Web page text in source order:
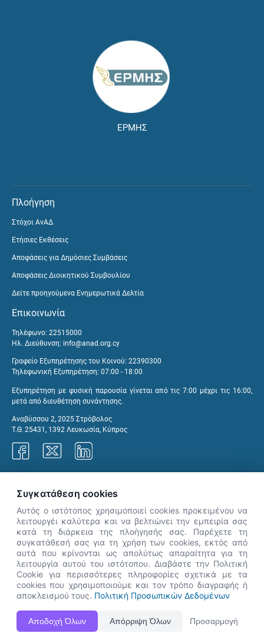
ΕΡΜΗΣ
Πλοήγηση
Στόχοι ΑνΑΔ
Ετήσιες Εκθέσεις
Αποφάσεις για Δημόσιες Συμβάσεις
Αποφάσεις Διοικητικού Συμβουλίου
Δείτε προηγούμενα Ενημερωτικά Δελτία
Επικοινωνία
Τηλέφωνο: 22515000
Ηλ. Διεύθυνση: info@anad.org.cy
Γραφείο Εξυπηρέτησης του Κοινού: 22390300
Τηλεφωνική Εξυπηρέτηση: 07:00 - 18:00
Εξυπηρέτηση με φυσική παρουσία γίνεται από τις 7:00 μέχρι τις 16:00,
μετά από διευθέτηση συνάντησης.
Αναβύσσου 2, 2025 Στρόβολος
Τ.Θ. 25431, 1392 Λευκωσία, Κύπρος
Η Ιστοσελίδα ΑνΑΔ είναι πλήρως συμβατή με τις νεότερες εκδόσεις, Google Chrome, Mozilla Firefox,
Apple Safari καθώς και Internet Explorer.
👋 Καλώς ήρθες! Είμαι η Νόησις.
Πες μου πώς μπορώ να σε βοηθήσω
σήμερα.
Συγκατάθεση cookies
Αυτός ο ιστότοπος χρησιμοποιεί cookies προκειμένου να
λειτουργέι καλύτερα και να βελτιώνει την εμπειρία σας
κατά τη διάρκεια της πλοήγησής σας. Παρέχετε τη
συγκατάθεσή σας για τη χρήση των cookies, εκτός από
αυτά που κρίνονται ως απολύτως απαραίτητα για τη
λειτουργία αυτού του ιστότοπου. Διαβάστε την Πολιτική
Cookie για περισσότερες πληροφορίες σχετικά με τα
cookies που χρησιμοποιούμε και τον τρόπο διαγραφής ή
αποκλεισμού τους. Πολιτική Προσωπικών Δεδομένων
Αποδοχή Όλων Απόρριψη Όλων Προσαρμογή